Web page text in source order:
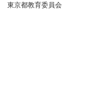
東京都教育委員会